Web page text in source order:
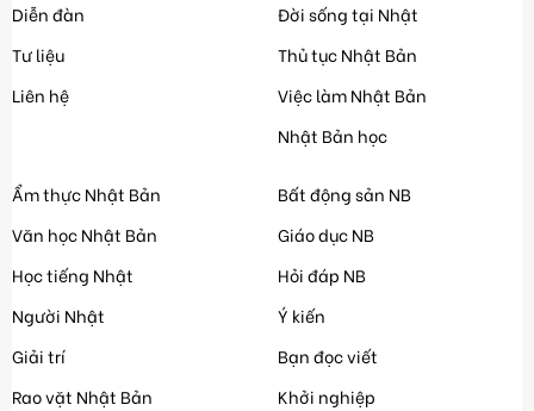
Diễn đàn
Tư liệu
Liên hệ
Đời sống tại Nhật
Thủ tục Nhật Bản
Việc làm Nhật Bản
Nhật Bản học
Ẩm thực Nhật Bản
Văn học Nhật Bản
Học tiếng Nhật
Người Nhật
Giải trí
Rao vặt Nhật Bản
Bất động sản NB
Giáo dục NB
Hỏi đáp NB
Ý kiến
Bạn đọc viết
Khởi nghiệp